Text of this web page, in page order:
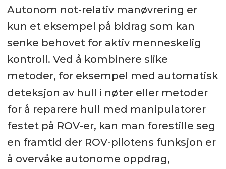
Autonom not-relativ manøvrering er
kun et eksempel på bidrag som kan
senke behovet for aktiv menneskelig
kontroll. Ved å kombinere slike
metoder, for eksempel med automatisk
deteksjon av hull i nøter eller metoder
for å reparere hull med manipulatorer
festet på ROV-er, kan man forestille seg
en framtid der ROV-pilotens funksjon er
å overvåke autonome oppdrag,